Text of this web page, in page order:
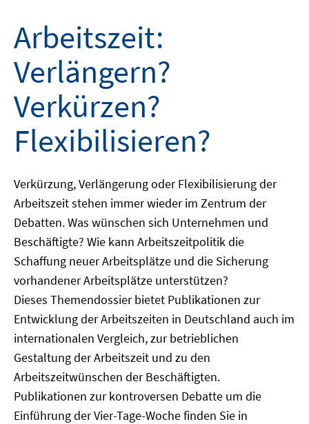
Arbeitszeit:
Verlängern?
Verkürzen?
Flexibilisieren?
Verkürzung, Verlängerung oder Flexibilisierung der
Arbeitszeit stehen immer wieder im Zentrum der
Debatten. Was wünschen sich Unternehmen und
Beschäftigte? Wie kann Arbeitszeitpolitik die
Schaffung neuer Arbeitsplätze und die Sicherung
vorhandener Arbeitsplätze unterstützen?
Dieses Themendossier bietet Publikationen zur
Entwicklung der Arbeitszeiten in Deutschland auch im
internationalen Vergleich, zur betrieblichen
Gestaltung der Arbeitszeit und zu den
Arbeitszeitwünschen der Beschäftigten.
Publikationen zur kontroversen Debatte um die
Einführung der Vier-Tage-Woche finden Sie in